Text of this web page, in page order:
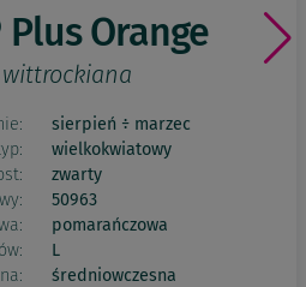
Orange
sierpień ÷ marzec
wielkokwiatowy
zwarty
50963
pomarańczowa
L
średniowczesna